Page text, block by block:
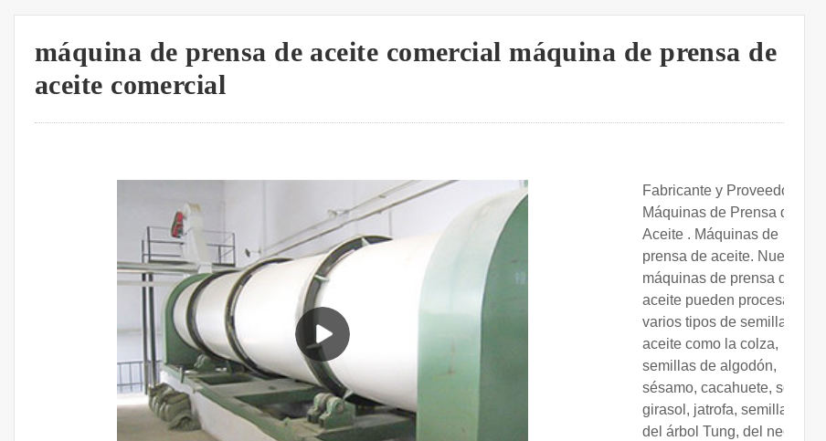
máquina de prensa de aceite comercial máquina de prensa de
aceite comercial
Fabricante y Proveedor de
Máquinas de Prensa de
Aceite . Máquinas de
prensa de aceite. Nuestras
máquinas de prensa de
aceite pueden procesar
varios tipos de semillas de
aceite como la colza,
semillas de algodón,
sésamo, cacahuete, soja,
girasol, jatrofa, semillas
del árbol Tung, del neem y